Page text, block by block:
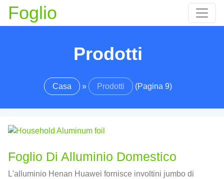
Foglio
Prodotti
Casa » Prodotti (Pagina 9)
Foglio Di Alluminio Domestico
L'alluminio Henan Huawei fornisce involtini jumbo di